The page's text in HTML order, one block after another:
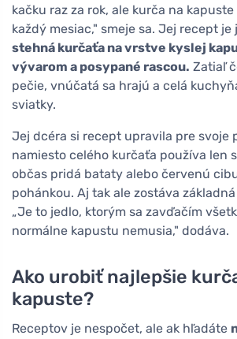
kačku raz za rok, ale kurča na
každý mesiac," smeje sa. Jej recept
stehná kurčaťa na vrstve kyslej
vývarom a posypané rascou. Zatiaľ
pečie, vnúčatá sa hrajú a celá
sviatky.
Jej dcéra si recept upravila pre svoje
namiesto celého kurčaťa používa len
občas pridá bataty alebo červenú
pohánkou. Aj tak ale zostáva
„Je to jedlo, ktorým sa zavďačím
normálne kapustu nemusia," dodáva.
Ako urobiť najlepšie
kapuste?
Receptov je nespočet, ale ak hľadáte